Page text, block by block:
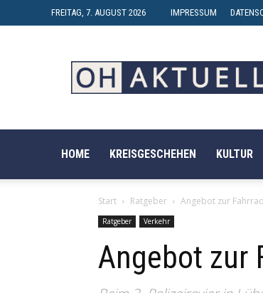
FREITAG, 7. AUGUST 2026 IMPRESSUM
AKTUELL
HOME KREISGESCHEHEN KULTUR
Start Ratgeber Angebot zur
Ratgeber Verkehr
Angebot zur